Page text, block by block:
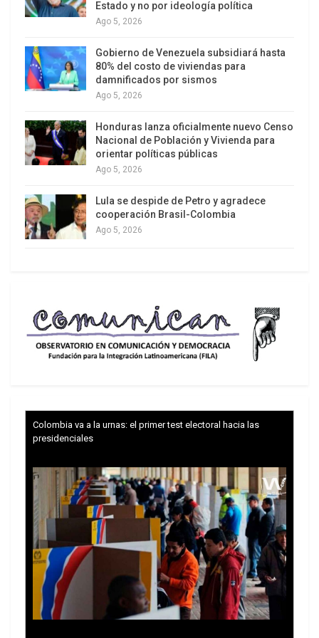
acusados por organizarse con financiamiento de
potencias extranjeras para ejecutar actos de
terrorismo y desestabilización, proponer y
gestionar bloqueos económicos, comerciales y
de operaciones financieras en contra del país.
imposición de sanciones contra el Estado de
Nicaragua y sus ciudadanos, y lesionar los
intereses supremos de la nación, de conformidad
Defensa de los Derechos del pueblo a la
Independencia, la Soberanía y Autodeterminación
A partir del 28 de mayo, el gobierno ya había
encarcelado a cuatro precandidatos
Cruz, Félix Maradiaga y Juan Sebastián Chamorro.
También a los líderes opositores Violeta Granera y
José Pallais Arana, ambos de la Coalición
Nacional; a José Adán Aguerri, expresidente del
Consejo Superior de la Empresa Privada (Cosep),
y a dos extrabajadores de la Fundación Violeta
Barrios de Chamorro: Marcos Fletes y Walter
Gómez.
Estado y no por ideología política
Ago 5, 2026
Gobierno de Venezuela subsidiará hasta
80% del costo de viviendas para
damnificados por sismos
Ago 5, 2026
Honduras lanza oficialmente nuevo Censo
Nacional de Población y Vivienda para
orientar políticas públicas
Ago 5, 2026
Lula se despide de Petro y agradece
cooperación Brasil-Colombia
Ago 5, 2026
Colombia va a la urnas: el primer test electoral hacia las
presidenciales